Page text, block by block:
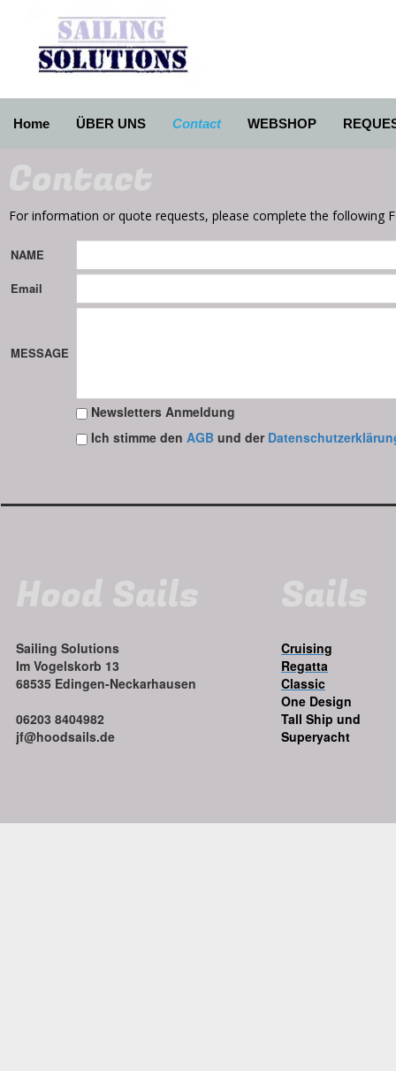
Home ÜBER UNS Contact WEBSHOP
Contact
For information or quote requests, please complete the following
NAME
Email
MESSAGE
Newsletters Anmeldung
Ich stimme den AGB und der
Hood Sails
Sailing Solutions
Im Vogelskorb 13
68535 Edingen-Neckarhausen
06203 8404982
jf@hoodsails.de
Sails
Cruising
Regatta
Classic
One Design
Tall Ship und
Superyacht